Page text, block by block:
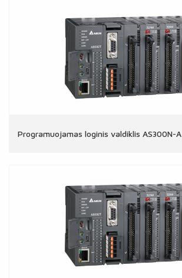
Programuojamas loginis valdiklis AS300N-A